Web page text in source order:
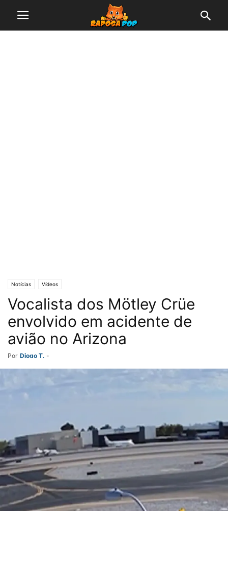
Notícias Vídeos
Vocalista dos Mötley Crüe
envolvido em acidente de
avião no Arizona
Por Diogo T. -